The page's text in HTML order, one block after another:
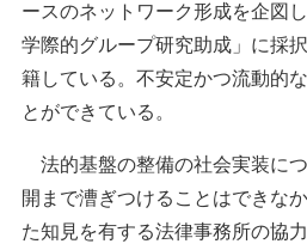
ースのネットワーク形成を企図
学際的グループ研究助成」に採
籍している。不安定かつ流動的
とができている。
法的基盤の整備の社会実装に
開まで漕ぎつけることはできな
た知見を有する法律事務所の協